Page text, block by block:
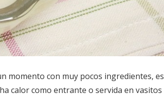
momento con muy pocos ingredientes, es
calor como entrante o servida en vasitos